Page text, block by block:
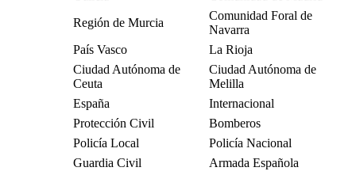
Región de Murcia
Comunidad Foral de
Navarra
País Vasco
La Rioja
Ciudad Autónoma de
Ceuta
Ciudad Autónoma de
Melilla
España
Internacional
Protección Civil
Bomberos
Policía Local
Policía Nacional
Guardia Civil
Armada Española